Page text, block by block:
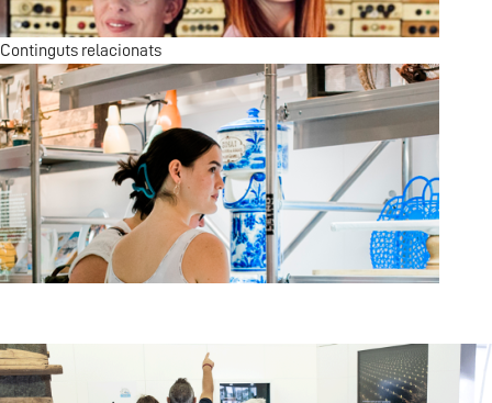
Viatgeres en el temps
Continguts relacionats